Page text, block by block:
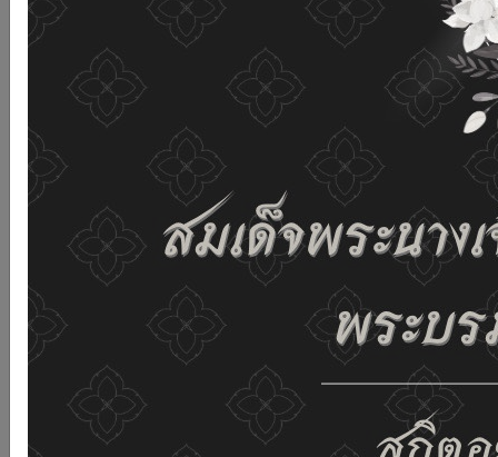
ดูรายละเอียด ยอมรับทั้งหมด
02-659-6811 saraban@dop.mail.go.th
เปลี่ยนการแสดงผล
ก-ก